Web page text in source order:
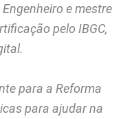
e mestre
pelo IBGC,
para a Reforma
para ajudar na